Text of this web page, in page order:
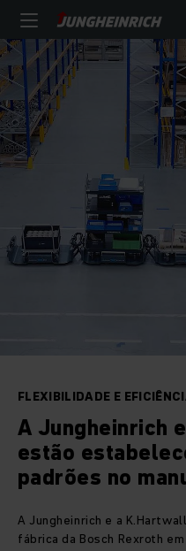
FLEXIBILIDADE E
A Jungheinrich
estão
padrões no
A Jungheinrich e a
fábrica da Bosch Rexroth